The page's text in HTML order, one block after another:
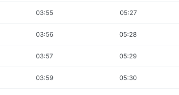
03:55 05:27
03:56 05:28
03:57 05:29
03:59 05:30